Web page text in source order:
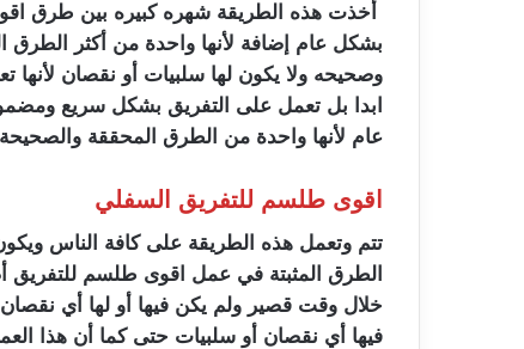
أخذت هذه الطريقة شهره كبيره بين طرق
بشكل عام إضافة لأنها واحدة من أكثر الطرق
وصحيحه ولا يكون لها سلبيات أو نقصان
ابدا بل تعمل على التفريق بشكل سريع
عام لأنها واحدة من الطرق المحققة
اقوى طلسم للتفريق السفلي
تتم وتعمل هذه الطريقة على كافة الناس
الطرق المثبتة في عمل اقوى طلسم للتفريق
خلال وقت قصير ولم يكن فيها أو لها أي
فيها أي نقصان أو سلبيات حتى كما أن هذا